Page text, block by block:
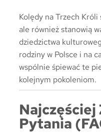
Kolędy na Trzech
ale również stanowią
dziedzictwa
rodziny w Polsce i na
wspólnie śpiewać te
kolejnym pokoleniom.
Najczęściej
Pytania